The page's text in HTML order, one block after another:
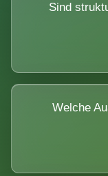
Sind
Welche